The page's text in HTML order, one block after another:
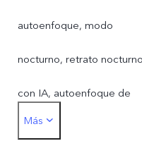
autoenfoque, modo
nocturno, retrato
con IA, autoenfoque de
ojos, video en 4K, video
Más